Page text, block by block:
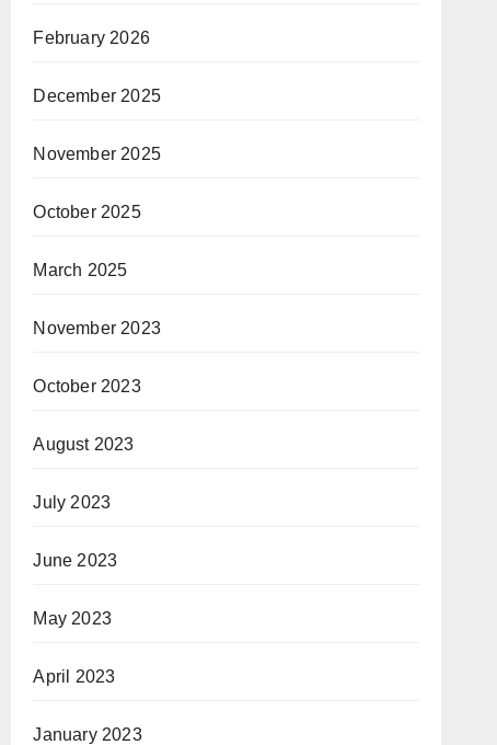
February 2026
December 2025
November 2025
October 2025
March 2025
November 2023
October 2023
August 2023
July 2023
June 2023
May 2023
April 2023
January 2023